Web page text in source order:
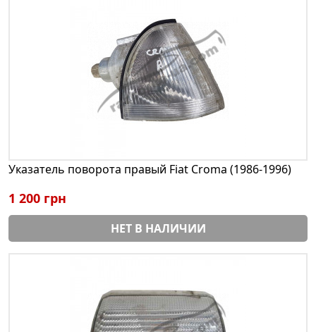
Указатель поворота правый Fiat Croma (1986-1996)
1 200 грн
НЕТ В НАЛИЧИИ